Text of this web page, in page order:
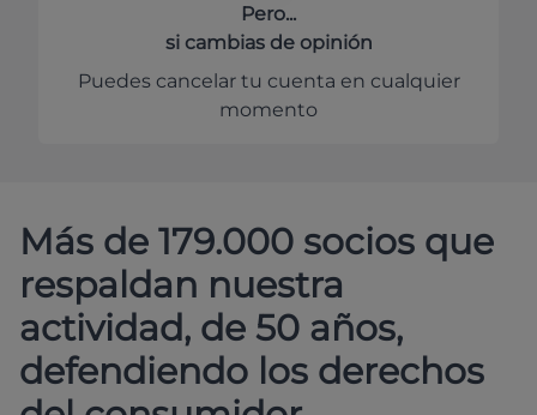
Pero...
si cambias de opinión
Puedes cancelar tu cuenta en cualquier
momento
Más de 179.000 socios que
respaldan nuestra
actividad, de 50 años,
defendiendo los derechos